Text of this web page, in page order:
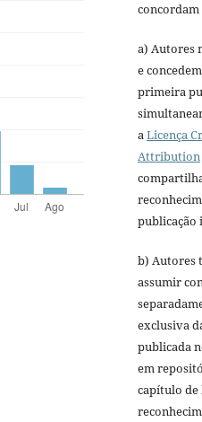
concordam
a) Autores
e
primeira
aLicença
Attribution
publicação
b) Autores
assumir
exclusiva
publicada
em
capítulo